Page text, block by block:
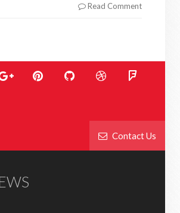
Read Comment
Contact Us